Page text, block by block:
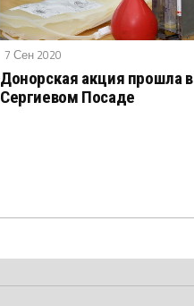
7 Сен 2020
Донорская акция прошла в
Сергиевом Посаде